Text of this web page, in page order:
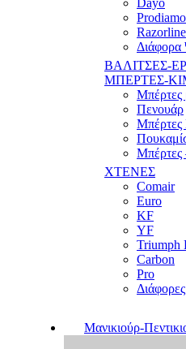
Dayo
Razorline
Διάφορα
ΒΑΛΙΤΣΕΣ-
ΜΠΕΡΤΕΣ-
Μπέρτες
Πενουάρ
Μπέρτες
Μπέρτες
ΧΤΕΝΕΣ
Comair
Euro
KF
YF
Triumph
Carbon
Pro
Μανικιούρ-